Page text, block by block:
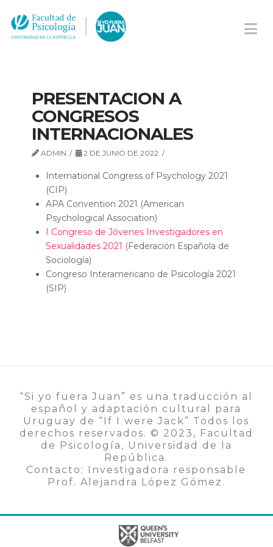
PRESENTACION A
CONGRESOS
INTERNACIONALES
ADMIN 2 DE JUNIO DE 2022
International Congress of Psychology 2021
(CIP)
APA Convention 2021 (American
Psychological Association)
I Congreso de Jóvenes Investigadores en
Sexualidades 2021 (Federación Española de
Sociología)
Congreso Interamericano de Psicología 2021
(SIP)
“Si yo fuera Juan” es una traducción al
español y adaptación cultural para
Uruguay de “If I were Jack” Todos los
derechos reservados. ©️ 2023, Facultad
de Psicología, Universidad de la
República.
Contacto: Investigadora responsable
Prof. Alejandra López Gómez.